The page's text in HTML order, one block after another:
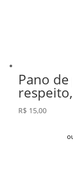
Pano
R$ 15,00